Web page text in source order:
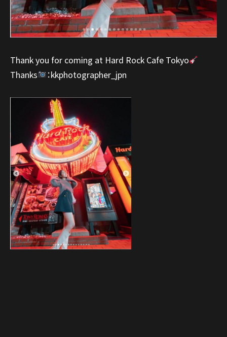
Thank you for coming at Hard Rock Cafe Tokyo
Thanks
：kkphotographer_jpn